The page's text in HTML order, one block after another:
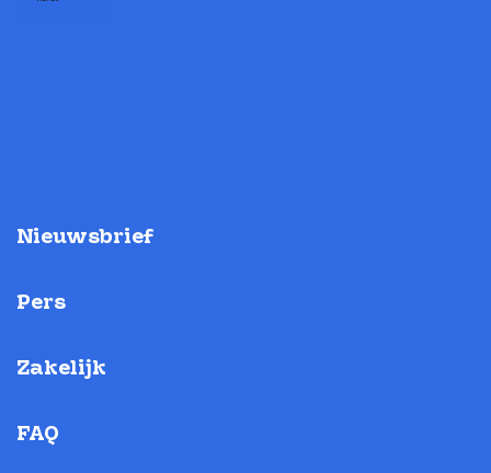
Nieuwsbrief
Pers
Zakelijk
FAQ